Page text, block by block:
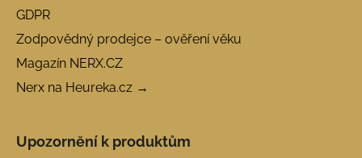
GDPR
Zodpovědný prodejce – ověření věku
Magazín NERX.CZ
Nerx na Heureka.cz →
Upozornění k produktům